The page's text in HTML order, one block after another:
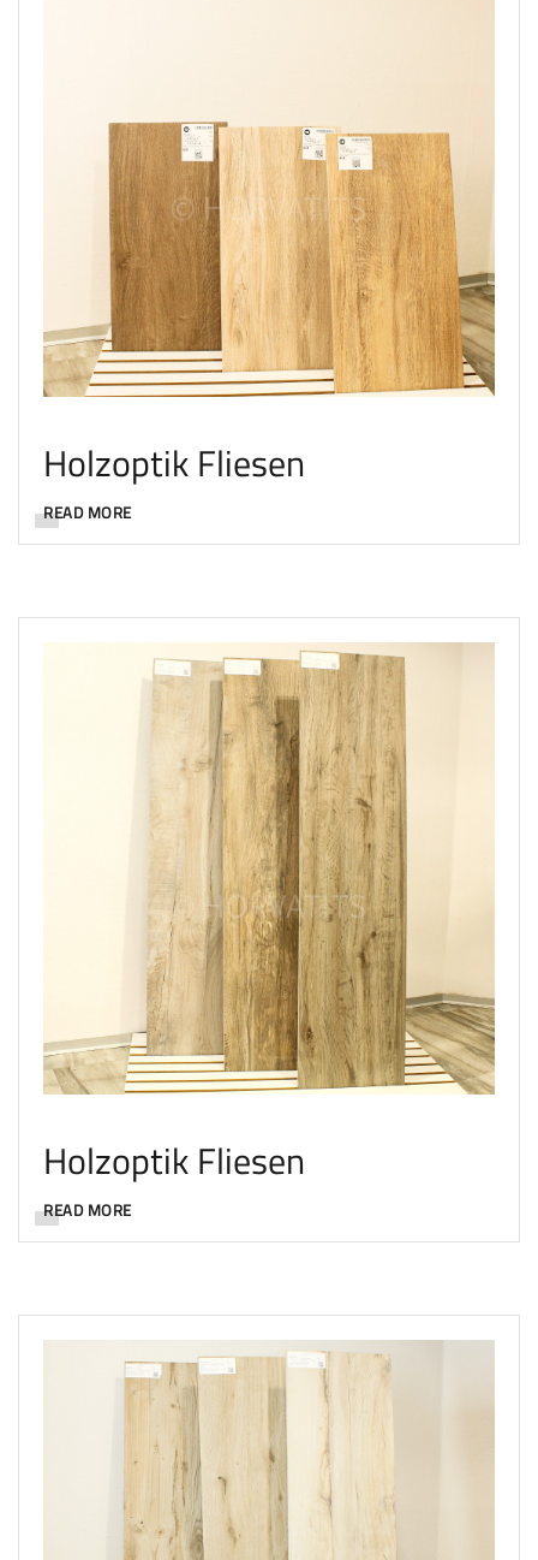
Holzoptik Fliesen
READ MORE
Holzoptik Fliesen
READ MORE